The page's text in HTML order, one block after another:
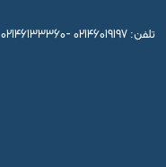
تلفن:02146133360- 02146019197